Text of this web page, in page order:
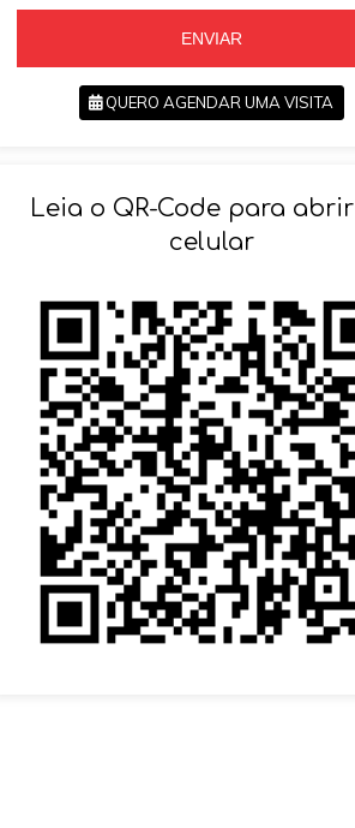
ENVIAR
QUERO AGENDAR UMA VISITA
VOLTAR
Leia o QR-Code para
celular